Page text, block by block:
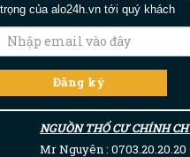
trọng của alo24h.vn tới quý khách
NGUỒN THỔ CƯ CHÍNH
Mr Nguyên : 0703.20.20.20